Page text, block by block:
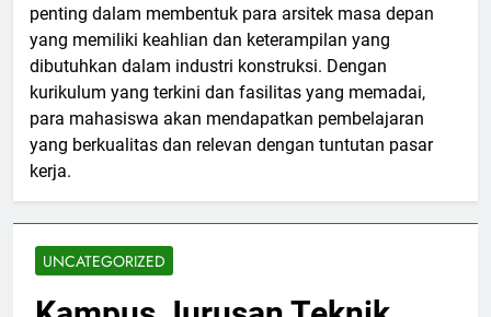
penting dalam membentuk para arsitek masa depan
yang memiliki keahlian dan keterampilan yang
dibutuhkan dalam industri konstruksi. Dengan
kurikulum yang terkini dan fasilitas yang memadai,
para mahasiswa akan mendapatkan pembelajaran
yang berkualitas dan relevan dengan tuntutan pasar
kerja.
UNCATEGORIZED